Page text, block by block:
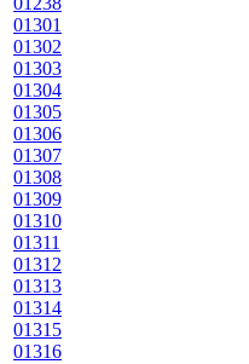
01301
01302
01303
01304
01305
01306
01307
01308
01309
01310
01311
01312
01313
01314
01315
01316